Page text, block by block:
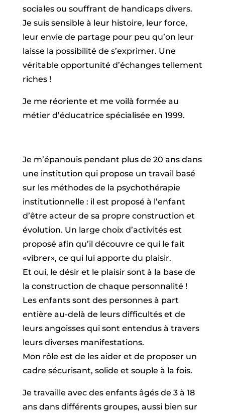
sociales ou souffrant de handicaps divers.
Je suis sensible à leur histoire, leur force,
leur envie de partage pour peu qu’on leur
laisse la possibilité de s’exprimer. Une
véritable opportunité d’échanges tellement
riches !
Je me réoriente et me voilà formée au
métier d’éducatrice spécialisée en 1999.
Je m’épanouis pendant plus de 20 ans dans
une institution qui propose un travail basé
sur les méthodes de la psychothérapie
institutionnelle : il est proposé à l’enfant
d’être acteur de sa propre construction et
évolution. Un large choix d’activités est
proposé afin qu’il découvre ce qui le fait
«vibrer», ce qui lui apporte du plaisir.
Et oui, le désir et le plaisir sont à la base de
la construction de chaque personnalité !
Les enfants sont des personnes à part
entière au-delà de leurs difficultés et de
leurs angoisses qui sont entendus à travers
leurs diverses manifestations.
Mon rôle est de les aider et de proposer un
cadre sécurisant, solide et souple à la fois.
Je travaille avec des enfants âgés de 3 à 18
ans dans différents groupes, aussi bien sur